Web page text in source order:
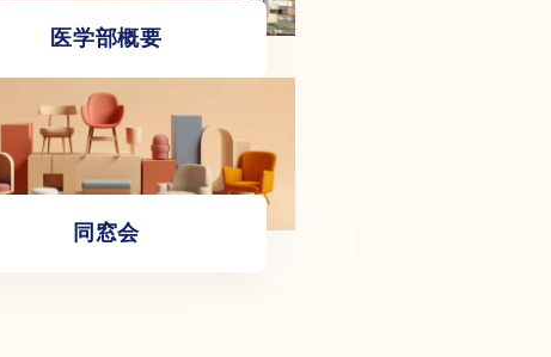
医学部概要
同窓会